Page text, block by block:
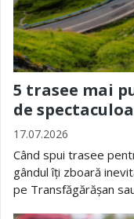
5 trasee mai
de
17.07.2026
Când spui trasee
gândul îți zboară
pe Transfăgărășan